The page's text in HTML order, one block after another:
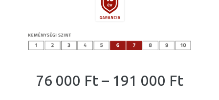
76 000 Ft– 191 000 Ft